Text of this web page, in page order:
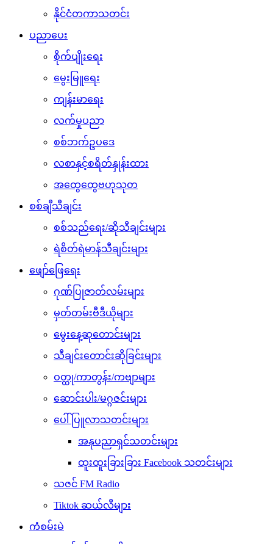
နိုင်ငံတကာသတင်း
ပညာပေး
စိုက်ပျိုးရေး
မွေးမြူရေး
ကျန်းမာရေး
လက်မှုပညာ
စစ်ဘက်ဥပဒေ
လစာနှင့်စရိတ်နှုန်းထား
အထွေထွေဗဟုသုတ
စစ်ချီသီချင်း
စစ်သည်ရေး/ဆိုသီချင်းများ
ရဲစိတ်ရဲမာန်သီချင်းများ
ဖျော်ဖြေရေး
ဂုဏ်ပြုဇာတ်လမ်းများ
မှတ်တမ်းဗီဒီယိုများ
မွေးနေ့ဆုတောင်းများ
သီချင်းတောင်းဆိုခြင်းများ
ဝတ္ထု/ကာတွန်း/ကဗျာများ
ဆောင်းပါး/မဂ္ဂဇင်းများ
ပေါ်ပြူလာသတင်းများ
အနုပညာရှင်သတင်းများ
ထူးထူးခြားခြား Facebook သတင်းများ
သဇင် FM Radio
Tiktok ဆယ်လီများ
ကံစမ်းမဲ